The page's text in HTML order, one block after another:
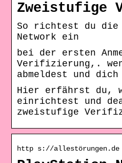
Zweistufige
So richtest du die
Network ein
bei der ersten
Verifizierung,.
abmeldest und
Hier erfährst du,
einrichtest und
zweistufige
http s://allestörungen.de